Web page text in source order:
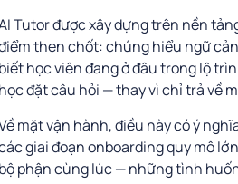
Tutor được xây dựng trên nền
then chốt: chúng hiểu ngữ
biết học viên đang ở đâu trong lộ
học đặt câu hỏi — thay vì chỉ trả về
mặt vận hành, điều này có ý
giai đoạn onboarding quy mô
bộ phận cùng lúc — những tình